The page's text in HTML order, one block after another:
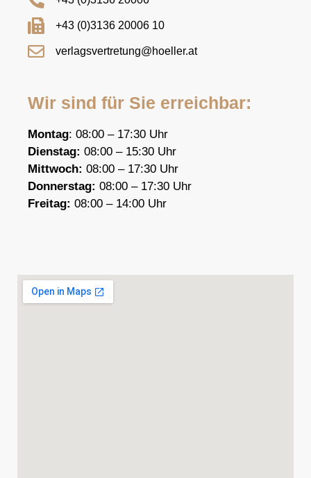
+43 (0)3136 20006 10
verlagsvertretung@hoeller.at
Wir sind für Sie erreichbar:
Montag: 08:00 – 17:30 Uhr
Dienstag: 08:00 – 15:30 Uhr
Mittwoch: 08:00 – 17:30 Uhr
Donnerstag: 08:00 – 17:30 Uhr
Freitag: 08:00 – 14:00 Uhr